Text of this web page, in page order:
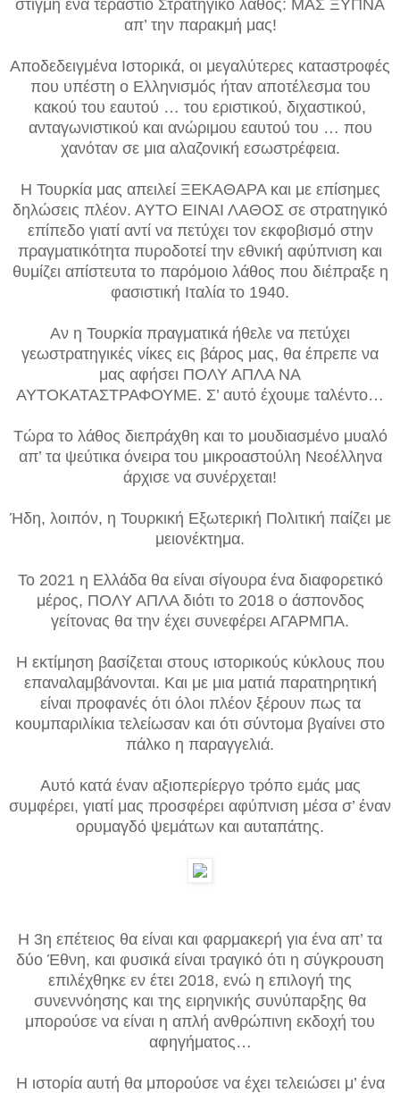
στιγμή ένα τεράστιο Στρατηγικό λάθος: ΜΑΣ ΞΥΠΝΑ
απ’ την παρακμή μας!
Αποδεδειγμένα Ιστορικά, οι μεγαλύτερες καταστροφές
που υπέστη ο Ελληνισμός ήταν αποτέλεσμα του
κακού του εαυτού … του εριστικού, διχαστικού,
ανταγωνιστικού και ανώριμου εαυτού του … που
χανόταν σε μια αλαζονική εσωστρέφεια.
Η Τουρκία μας απειλεί ΞΕΚΑΘΑΡΑ και με επίσημες
δηλώσεις πλέον. ΑΥΤΟ ΕΙΝΑΙ ΛΑΘΟΣ σε στρατηγικό
επίπεδο γιατί αντί να πετύχει τον εκφοβισμό στην
πραγματικότητα πυροδοτεί την εθνική αφύπνιση και
θυμίζει απίστευτα το παρόμοιο λάθος που διέπραξε η
φασιστική Ιταλία το 1940.
Αν η Τουρκία πραγματικά ήθελε να πετύχει
γεωστρατηγικές νίκες εις βάρος μας, θα έπρεπε να
μας αφήσει ΠΟΛΥ ΑΠΛΑ ΝΑ
ΑΥΤΟΚΑΤΑΣΤΡΑΦΟΥΜΕ. Σ’ αυτό έχουμε ταλέντο…
Τώρα το λάθος διεπράχθη και το μουδιασμένο μυαλό
απ’ τα ψεύτικα όνειρα του μικροαστούλη Νεοέλληνα
άρχισε να συνέρχεται!
Ήδη, λοιπόν, η Τουρκική Εξωτερική Πολιτική παίζει με
μειονέκτημα.
Το 2021 η Ελλάδα θα είναι σίγουρα ένα διαφορετικό
μέρος, ΠΟΛΥ ΑΠΛΑ διότι το 2018 ο άσπονδος
γείτονας θα την έχει συνεφέρει ΑΓΑΡΜΠΑ.
Η εκτίμηση βασίζεται στους ιστορικούς κύκλους που
επαναλαμβάνονται. Και με μια ματιά παρατηρητική
είναι προφανές ότι όλοι πλέον ξέρουν πως τα
κουμπαριλίκια τελείωσαν και ότι σύντομα βγαίνει στο
πάλκο η παραγγελιά.
Αυτό κατά έναν αξιοπερίεργο τρόπο εμάς μας
συμφέρει, γιατί μας προσφέρει αφύπνιση μέσα σ’ έναν
ορυμαγδό ψεμάτων και αυταπάτης.
Η 3η επέτειος θα είναι και φαρμακερή για ένα απ’ τα
δύο Έθνη, και φυσικά είναι τραγικό ότι η σύγκρουση
επιλέχθηκε εν έτει 2018, ενώ η επιλογή της
συνεννόησης και της ειρηνικής συνύπαρξης θα
μπορούσε να είναι η απλή ανθρώπινη εκδοχή του
αφηγήματος…
Η ιστορία αυτή θα μπορούσε να έχει τελειώσει μ’ ένα